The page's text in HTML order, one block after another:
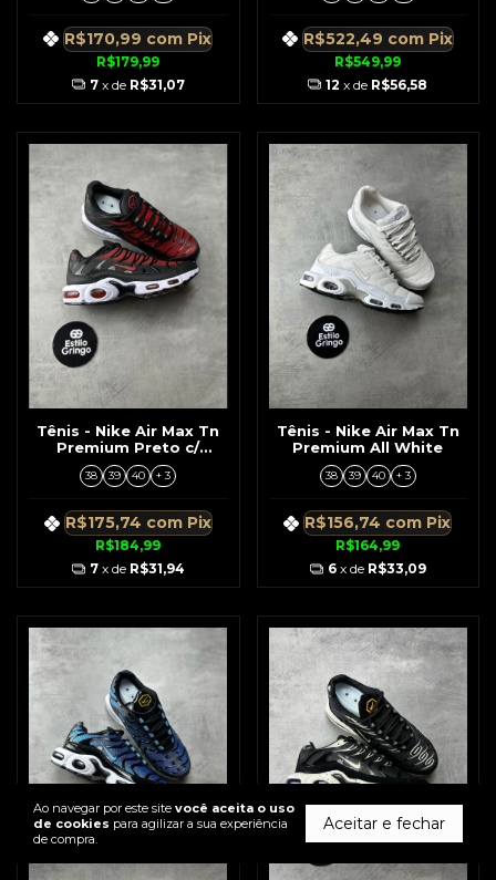
Ao navegar por este site você aceita o uso
de cookies para agilizar a sua experiência
de compra.
Aceitar e fechar
R$179,99
R$170,99 com Pix
7 x de R$31,07
R$549,99
R$522,49 com Pix
12 x de R$56,58
Tênis - Nike Air Max Tn
Premium Preto c/
Vermelho
38 39 40 + 3
R$184,99
R$175,74 com Pix
7 x de R$31,94
Tênis - Nike Air Max Tn
Premium All White
38 39 40 + 3
R$164,99
R$156,74 com Pix
6 x de R$33,09